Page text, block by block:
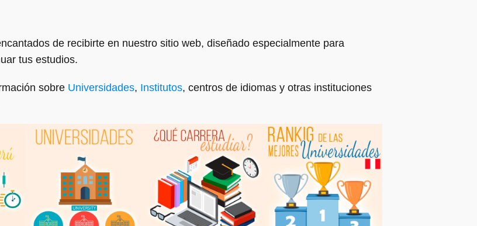
de recibirte en nuestro sitio web, diseñado especialmente para
tus estudios.
sobre Universidades, Institutos, centros de idiomas y otras instituciones